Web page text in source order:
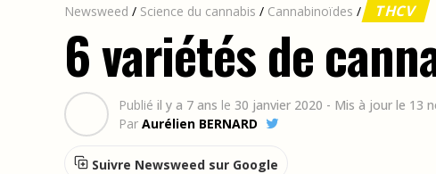
Newsweed / Science du cannabis / Cannabinoïdes / THCV
6 variétés de
Publié il y a 7 ans le 30 janvier 2020 - Mis à jour le 13
Par Aurélien BERNARD
Suivre Newsweed sur Google